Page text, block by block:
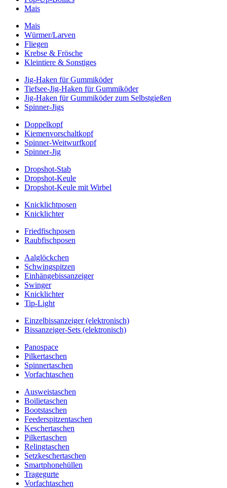
Mais
Mais
Würmer/Larven
Fliegen
Krebse & Frösche
Kleintiere & Sonstiges
Jig-Haken für Gummiköder
Tiefsee-Jig-Haken für Gummiköder
Jig-Haken für Gummiköder zum Selbstgießen
Spinner-Jigs
Doppelkopf
Kiemenvorschaltkopf
Spinner-Weitwurfkopf
Spinner-Jig
Dropshot-Stab
Dropshot-Keule
Dropshot-Keule mit Wirbel
Knicklichtposen
Knicklichter
Friedfischposen
Raubfischposen
Aalglöckchen
Schwingspitzen
Einhängebissanzeiger
Swinger
Knicklichter
Tip-Light
Einzelbissanzeiger (elektronisch)
Bissanzeiger-Sets (elektronisch)
Panospace
Pilkertaschen
Spinnertaschen
Vorfachtaschen
Ausweistaschen
Boilietaschen
Bootstaschen
Feederspitzentaschen
Keschertaschen
Pilkertaschen
Relingtaschen
Setzkeschertaschen
Smartphonehüllen
Tragegurte
Vorfachtaschen